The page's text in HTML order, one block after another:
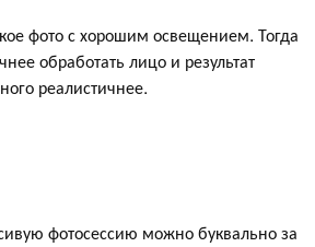
фото с хорошим освещением. Тогда
обработать лицо и результат
реалистичнее.
фотосессию можно буквально за